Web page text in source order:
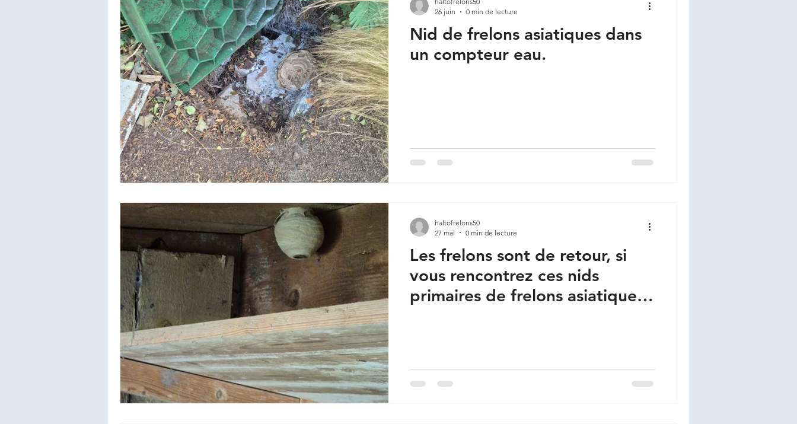
Nid de frelons asiatiques dans
un compteur eau.
26 juin
0 min de lecture
Les frelons sont de retour, si
vous rencontrez ces nids
primaires de frelons asiatiques ,
haltofrelons50
27 mai
0 min de lecture